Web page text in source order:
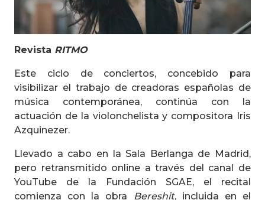
Revista RITMO
Este ciclo de conciertos, concebido para
visibilizar el trabajo de creadoras españolas de
música contemporánea, continúa con la
actuación de la violonchelista y compositora Iris
Azquinezer.
Llevado a cabo en la Sala Berlanga de Madrid,
pero retransmitido online a través del canal de
YouTube de la Fundación SGAE, el recital
comienza con la obra Bereshit, incluida en el